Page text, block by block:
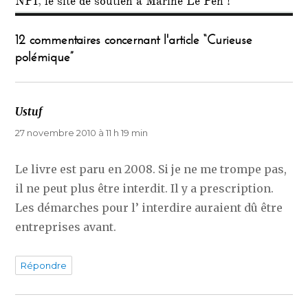
12 commentaires concernant l'article “Curieuse
polémique”
Ustufdit :
27 novembre 2010 à 11 h 19 min
Le livre est paru en 2008. Si je ne me trompe pas,
il ne peut plus être interdit. Il y a prescription.
Les démarches pour l’ interdire auraient dû être
entreprises avant.
Répondre